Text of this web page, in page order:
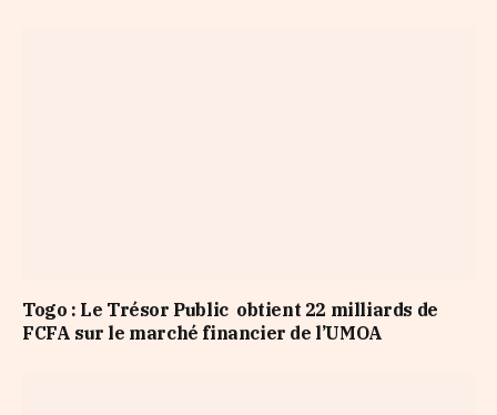
Togo : Le Trésor Public obtient 22 milliards de
FCFA sur le marché financier de l’UMOA